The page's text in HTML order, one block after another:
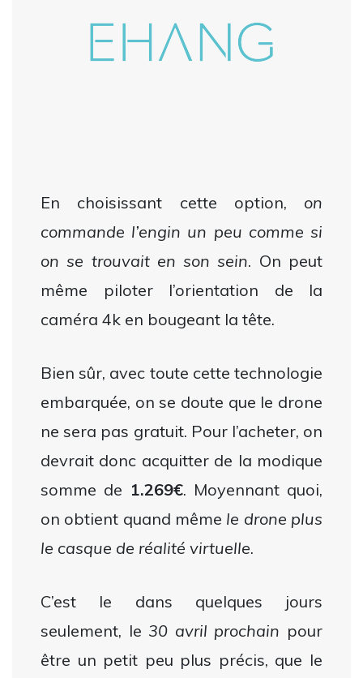
En choisissant cette option, on
commande l’engin un peu comme si
on se trouvait en son sein. On peut
même piloter l’orientation de la
caméra 4k en bougeant la tête.
Bien sûr, avec toute cette technologie
embarquée, on se doute que le drone
ne sera pas gratuit. Pour l’acheter, on
devrait donc acquitter de la modique
somme de 1.269€. Moyennant quoi,
on obtient quand même le drone plus
le casque de réalité virtuelle.
C’est le dans quelques jours
seulement, le 30 avril prochain pour
être un petit peu plus précis, que le